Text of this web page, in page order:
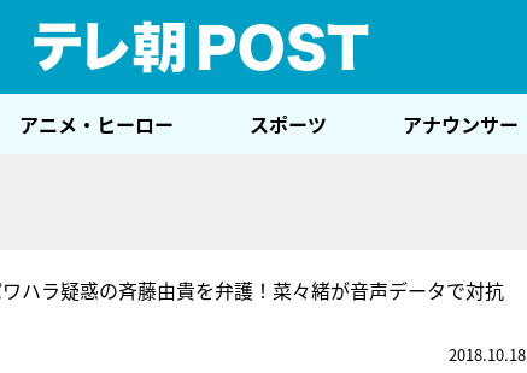
アニメ・ヒーロー スポーツ アナウンサー
ハラ疑惑の斉藤由貴を弁護！菜々緒が音声データで対抗
2018.10.18